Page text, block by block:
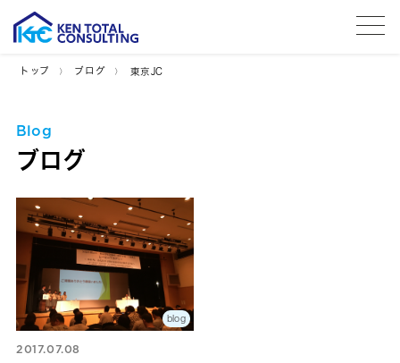
トップ ブログ 東京JC
Blog
ブログ
blog
2017.07.08